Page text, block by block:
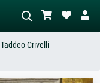
Taddeo Crivelli